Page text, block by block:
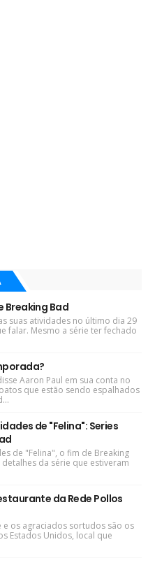
Breaking Bad
suas atividades no último dia 29
falar. Mesmo a série ter fechado
Aaron Paul em sua conta no
que estão sendo espalhados
de "Felina": Series
de "Felina", o fim de Breaking
da série que estiveram
da Rede Pollos
os agraciados sortudos são os
Estados Unidos, local que